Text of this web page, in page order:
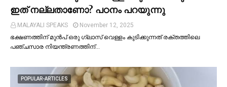
ഇത് നല്ലതാണോ? പഠനം പറയുന്നു
MALAYALI SPEAKS
November 12, 2025
ഭക്ഷണത്തിന് മുന്‍പ് ഒരു ഗ്ലാസ് വെള്ളം കുടിക്കുന്നത് രക്തത്തിലെ
പഞ്ചസാര നിയന്ത്രണത്തിന്…
POPULAR-ARTICLES